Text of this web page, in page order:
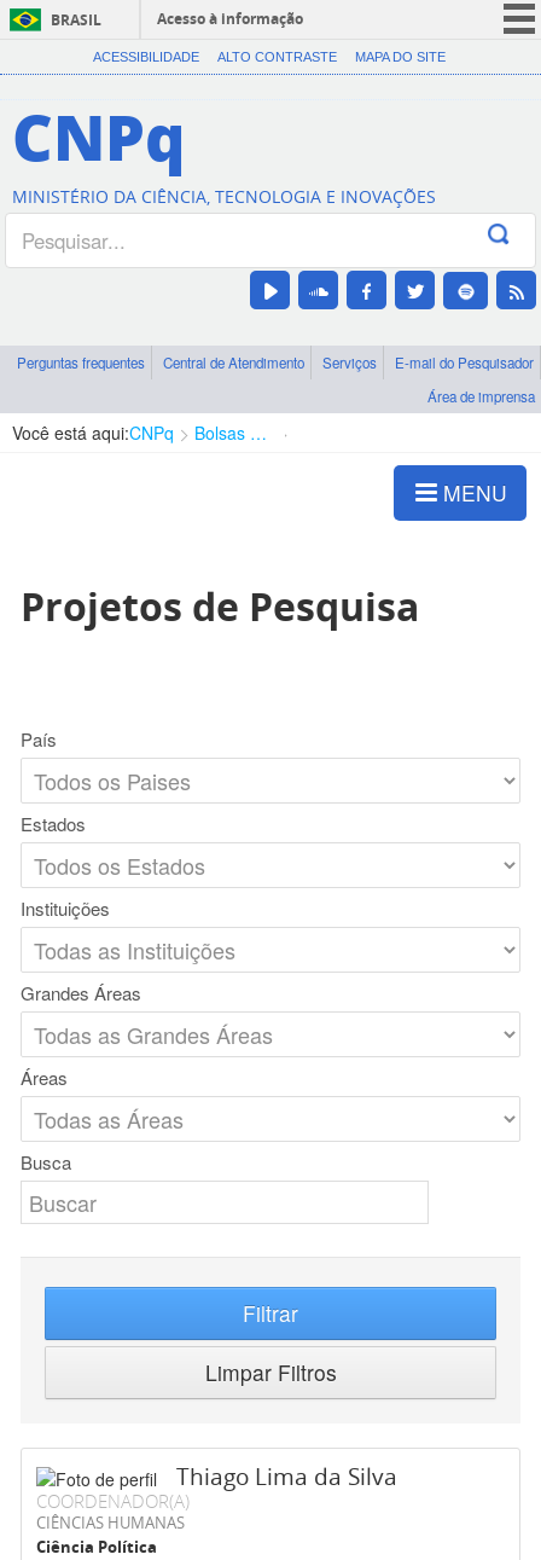
BRASIL
Acesso à informação
CORONAVÍRUS (COVID-19)
Canais
ACESSIBILIDADE ALTO CONTRASTE MAPA DO SITE
CNPq
MINISTÉRIO DA CIÊNCIA, TECNOLOGIA E INOVAÇÕES
Perguntas frequentes Central de Atendimento Serviços
E-mail do Pesquisador
Área de imprensa
Você está aqui:CNPq Bolsas e Auxílios Vigentes
MENU
Projetos de Pesquisa
País
Estados
Instituições
Grandes Áreas
Áreas
Busca
Filtrar
Limpar Filtros
Thiago Lima da Silva
COORDENADOR(A)
CIÊNCIAS HUMANAS
Ciência Política